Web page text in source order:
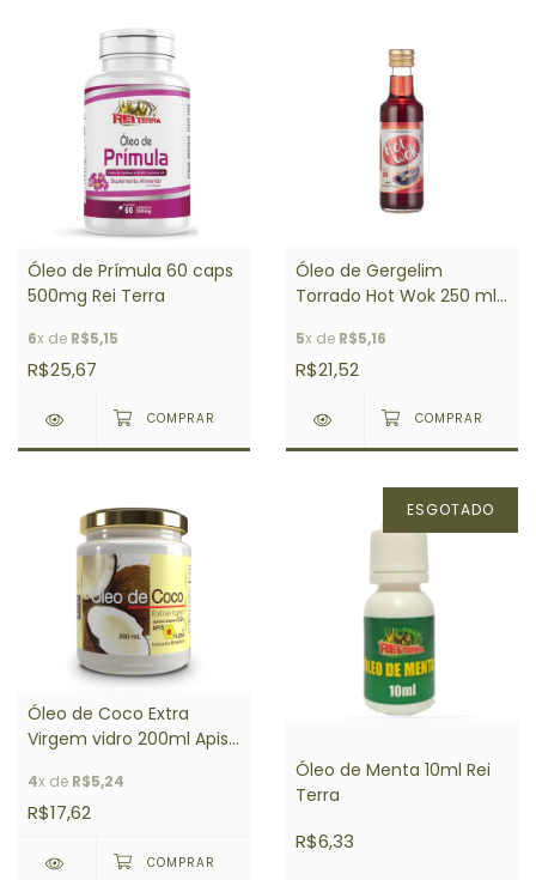
Óleo de Prímula 60 caps
500mg Rei Terra
6x de R$5,15
R$25,67
Óleo de Gergelim
Torrado Hot Wok 250 ml
5x de R$5,16
R$21,52
Óleo de Coco Extra
Virgem vidro 200ml Apis
4x de R$5,24
R$17,62
ESGOTADO
Óleo de Menta 10ml Rei
Terra
R$6,33